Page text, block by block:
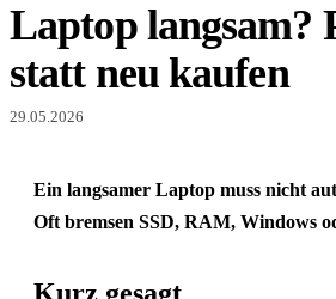
Laptop langsam?
statt neu kaufen
29.05.2026
Ein langsamer Laptop muss nicht
Oft bremsen SSD, RAM, Windows